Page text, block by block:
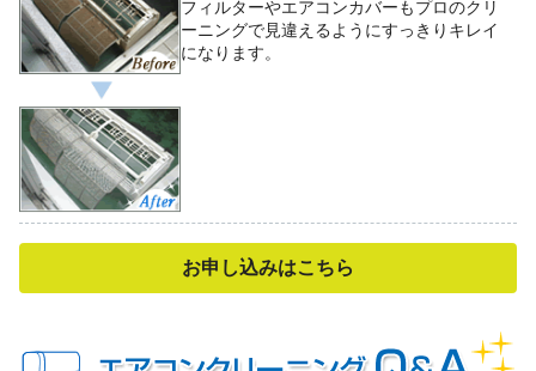
フィルターやエアコンカバーもプロのクリ
ーニングで見違えるようにすっきりキレイ
になります。
お申し込みはこちら